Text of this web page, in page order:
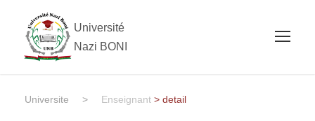
Université
Nazi BONI
Universite > Enseignant > detail